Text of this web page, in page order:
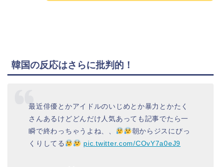
韓国の反応はさらに批判的！
最近俳優とかアイドルのいじめとか暴力とかたく
さんあるけどどんだけ人気あっても記事でたら一
瞬で終わっちゃうよね、、
朝からジスにびっ
くりしてる
pic.twitter.com/COvY7a0eJ9